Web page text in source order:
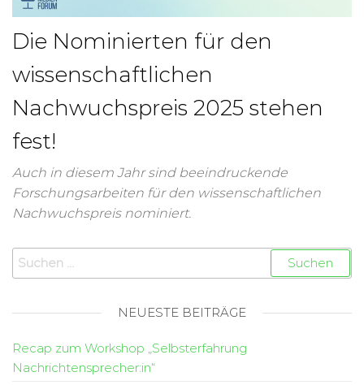
Die Nominierten für den
wissenschaftlichen
Nachwuchspreis 2025 stehen
fest!
Auch in diesem Jahr sind beeindruckende
Forschungsarbeiten für den wissenschaftlichen
Nachwuchspreis nominiert.
NEUESTE BEITRÄGE
Recap zum Workshop „Selbsterfahrung
Nachrichtensprecher:in“